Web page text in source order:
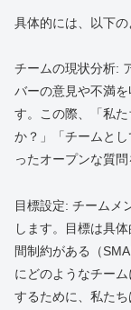
具体的には、以下の
チームの現状分析:
バーの意見や不満
す。この際、「私
か？」「チームと
ったオープンな質問
目標設定: チームメ
します。目標は具
間制約がある（
にどのようなチー
するために、私た